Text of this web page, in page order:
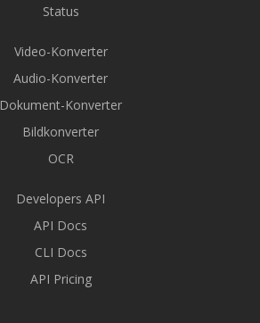
Status
Video-Konverter
Audio-Konverter
Dokument-Konverter
Bildkonverter
OCR
Developers API
API Docs
CLI Docs
API Pricing